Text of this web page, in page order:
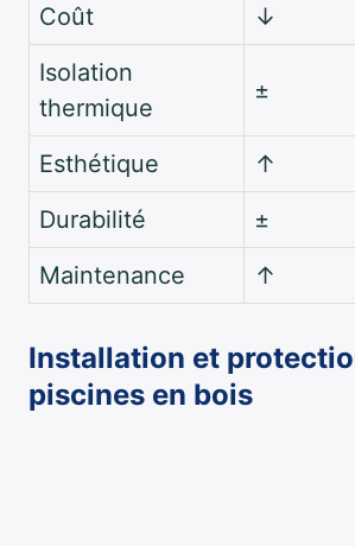
Coût
↓
Isolation
thermique
±
Esthétique ↑
Durabilité
±
Maintenance
↑
Installation et
piscines en bois